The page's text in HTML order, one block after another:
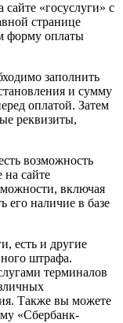
сайте «госуслуги» с
странице
форму оплаты
заполнить
и сумму
оплатой. Затем
реквизиты,
возможность
на сайте
включая
его наличие в базе
есть и другие
штрафа.
терминалов
Также вы можете
«Сбербанк-